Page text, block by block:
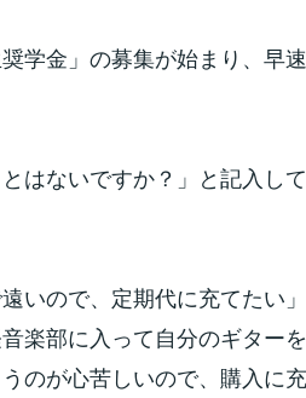
学金」の募集が始まり、早
はないですか？」と記入し
いので、定期代に充てたい
楽部に入って自分のギター
のが心苦しいので、購入に充